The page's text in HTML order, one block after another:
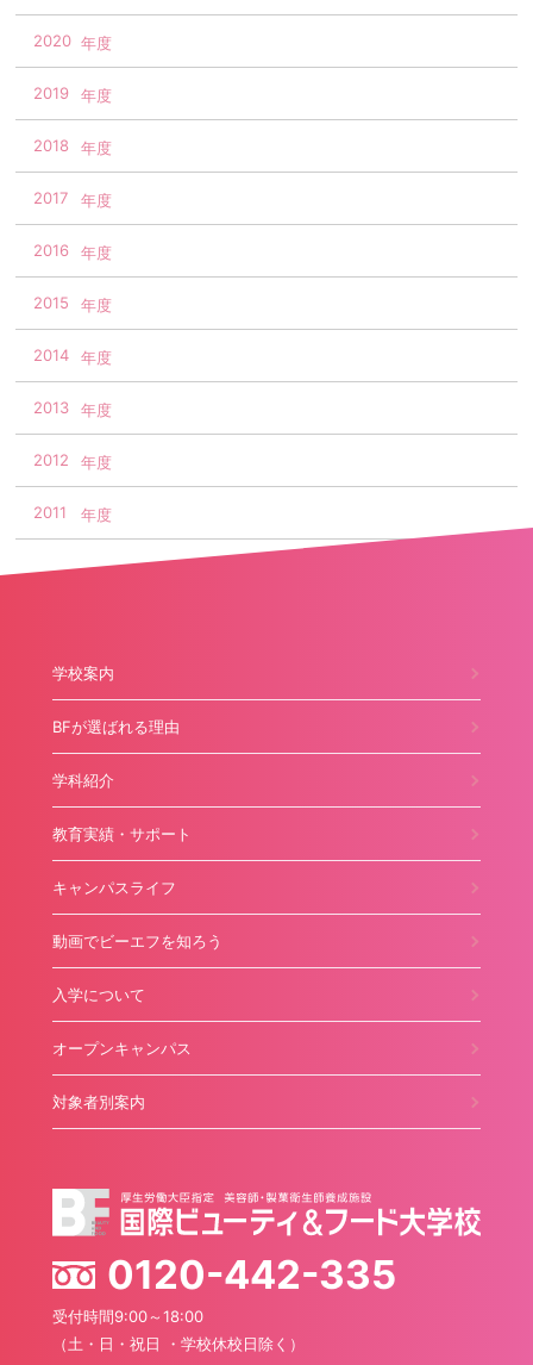
2020
2019
2018
2017
2016
2015
2014
2013
2012
2011
学校案内
BFが選ばれる理由
学科紹介
教育実績・サポート
キャンパスライフ
動画でビーエフを知ろう
入学について
オープンキャンパス
対象者別案内
0120-442-335
受付時間9:00～18:00
（土・日・祝日 ・学校休校日除く）